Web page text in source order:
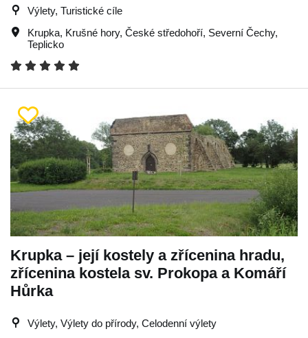
Výlety, Turistické cíle
Krupka, Krušné hory, České středohoří, Severní Čechy,
Teplicko
Krupka – její kostely a zřícenina hradu,
zřícenina kostela sv. Prokopa a Komáří
Hůrka
Výlety, Výlety do přírody, Celodenní výlety